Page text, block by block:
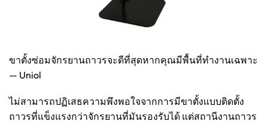
ขาตั้งซ่อมจักรยานถาวรจะดีที่สุดหากคุณมีพื้นที่ทำงานเฉพาะ
— Uniol
ไม่สามารถปฏิเสธความพึงพอใจจากการมีขาตั้งแบบติดตั้ง
ถาวรที่แข็งแรงกว่าจักรยานที่มันรองรับได้ แต่สถานีงานถาวร